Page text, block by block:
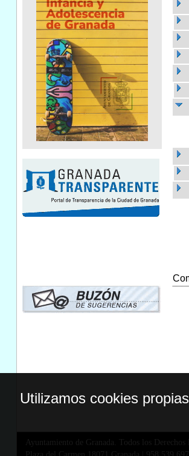
Ayuntamiento de Granada. Todos los Derechos
Utilizamos cookies